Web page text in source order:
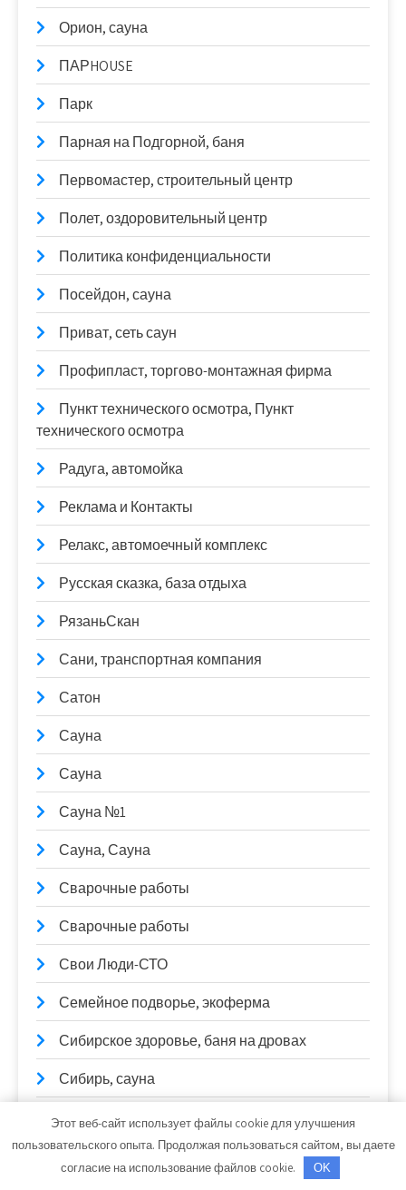
Орион, сауна
ПАРHOUSE
Парк
Парная на Подгорной, баня
Первомастер, строительный центр
Полет, оздоровительный центр
Политика конфиденциальности
Посейдон, сауна
Приват, сеть саун
Профипласт, торгово-монтажная фирма
Пункт технического осмотра, Пункт
технического осмотра
Радуга, автомойка
Реклама и Контакты
Релакс, автомоечный комплекс
Русская сказка, база отдыха
РязаньСкан
Сани, транспортная компания
Сатон
Сауна
Сауна
Сауна №1
Сауна, Сауна
Сварочные работы
Сварочные работы
Свои Люди-СТО
Семейное подворье, экоферма
Сибирское здоровье, баня на дровах
Сибирь, сауна
Сириус, автомоечный комплекс
Скиф, автомойка
Этот веб-сайт использует файлы cookie для улучшения
пользовательского опыта. Продолжая пользоваться сайтом, вы даете
согласие на использование файлов cookie.
OK